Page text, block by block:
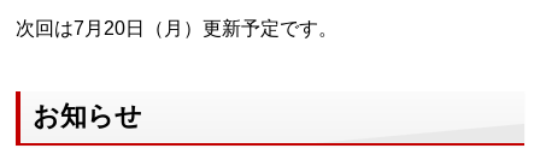
次回は7月20日（月）更新予定です。
お知らせ